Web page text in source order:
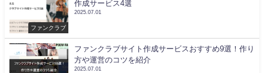
ファンクラブ
作成サービス4選
2025.07.01
ファンクラブサイト作成サービスおすすめ9選！作り
方や運営のコツを紹介
2025.07.01